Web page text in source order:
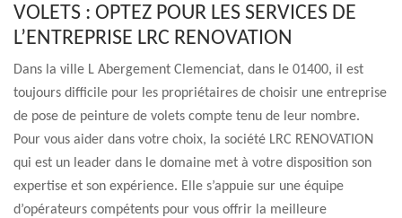
VOLETS : OPTEZ POUR LES SERVICES DE
L’ENTREPRISE LRC RENOVATION
Dans la ville L Abergement Clemenciat, dans le 01400, il est
toujours difficile pour les propriétaires de choisir une entreprise
de pose de peinture de volets compte tenu de leur nombre.
Pour vous aider dans votre choix, la société LRC RENOVATION
qui est un leader dans le domaine met à votre disposition son
expertise et son expérience. Elle s’appuie sur une équipe
d’opérateurs compétents pour vous offrir la meilleure